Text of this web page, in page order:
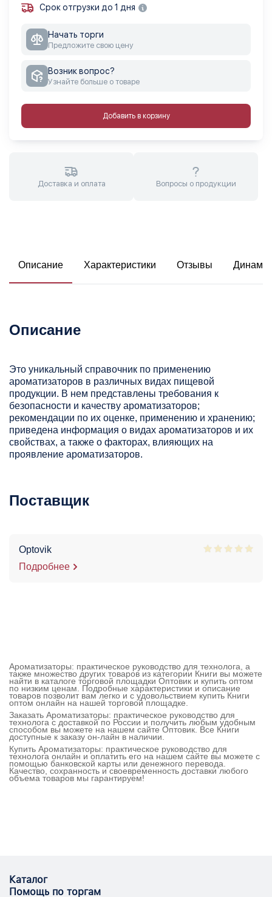
Срок отгрузки до 1 дня
Начать торги
Предложите свою цену
Возник вопрос?
Узнайте больше о товаре
Добавить в корзину
Доставка и оплата Вопросы о продукции
Описание Характеристики Отзывы
Описание
Это уникальный справочник по применению
ароматизаторов в различных видах пищевой
продукции. В нем представлены требования к
безопасности и качеству ароматизаторов;
рекомендации по их оценке, применению и хранению;
приведена информация о видах ароматизаторов и их
свойствах, а также о факторах, влияющих на
проявление ароматизаторов.
Поставщик
Optovik
Подробнее
Ароматизаторы: практическое руководство для технолога, а
также множество других товаров из категории Книги вы можете
найти в каталоге торговой площадки Оптовик и купить оптом
по низким ценам. Подробные характеристики и описание
товаров позволит вам легко и с удовольствием купить Книги
оптом онлайн на нашей торговой площадке.
Заказать Ароматизаторы: практическое руководство для
технолога с доставкой по России и получить любым удобным
способом вы можете на нашем сайте Оптовик. Все Книги
доступные к заказу он-лайн в наличии.
Купить Ароматизаторы: практическое руководство для
технолога онлайн и оплатить его на нашем сайте вы можете с
помощью банковской карты или денежного перевода.
Качество, сохранность и своевременность доставки любого
объема товаров мы гарантируем!
Каталог
Помощь по торгам